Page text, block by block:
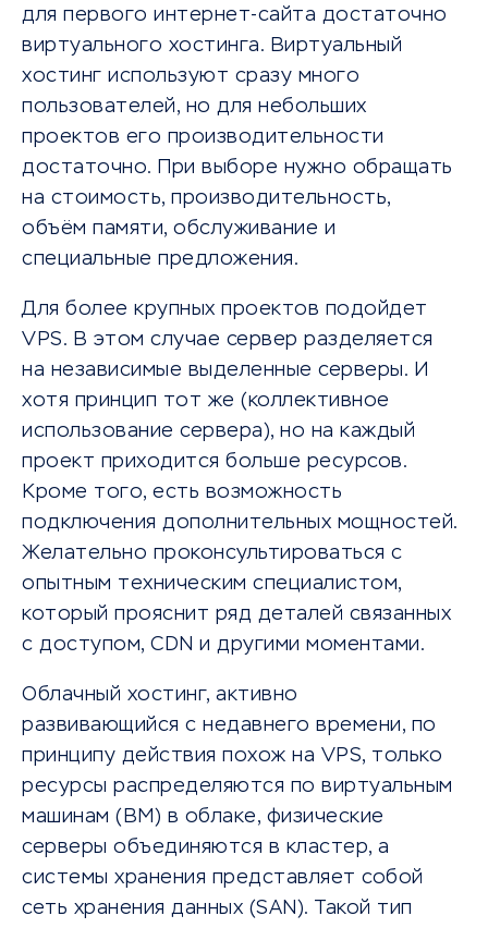
для первого интернет-сайта достаточно
виртуального хостинга. Виртуальный
хостинг используют сразу много
пользователей, но для небольших
проектов его производительности
достаточно. При выборе нужно обращать
на стоимость, производительность,
объём памяти, обслуживание и
специальные предложения.
Для более крупных проектов подойдет
VPS. В этом случае сервер разделяется
на независимые выделенные серверы. И
хотя принцип тот же (коллективное
использование сервера), но на каждый
проект приходится больше ресурсов.
Кроме того, есть возможность
подключения дополнительных мощностей.
Желательно проконсультироваться с
опытным техническим специалистом,
который прояснит ряд деталей связанных
с доступом, CDN и другими моментами.
Облачный хостинг, активно
развивающийся с недавнего времени, по
принципу действия похож на VPS, только
ресурсы распределяются по виртуальным
машинам (ВМ) в облаке, физические
серверы объединяются в кластер, а
системы хранения представляет собой
сеть хранения данных (SAN). Такой тип